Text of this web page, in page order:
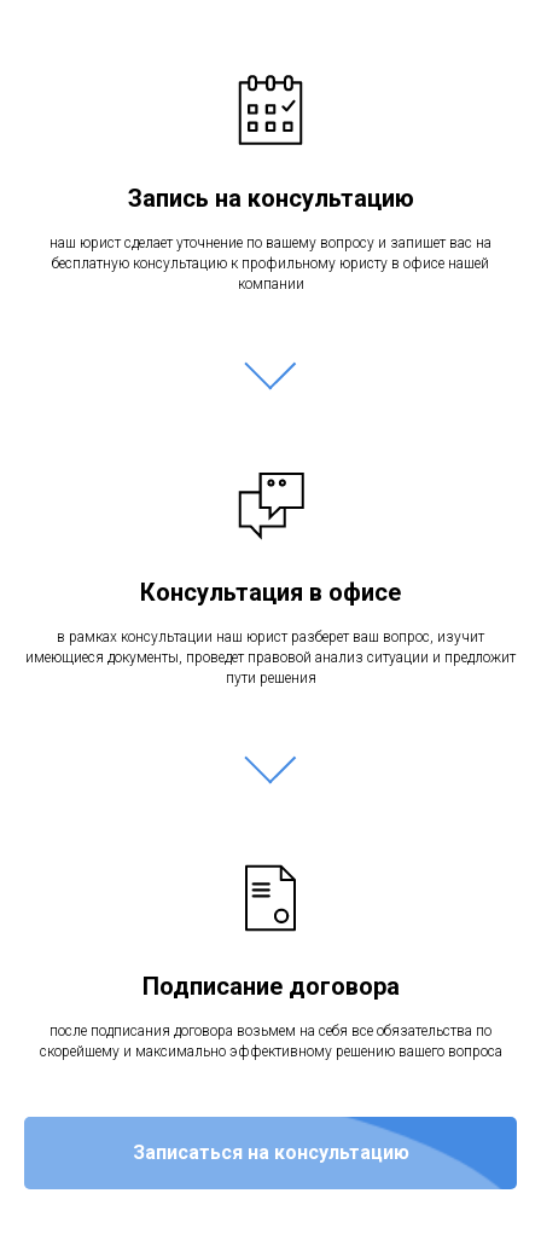
Запись на консультацию
наш юрист сделает уточнение по вашему вопросу и запишет вас на
бесплатную консультацию к профильному юристу в офисе нашей
компании
Консультация в офисе
в рамках консультации наш юрист разберет ваш вопрос, изучит
имеющиеся документы, проведет правовой анализ ситуации и предложит
пути решения
Подписание договора
после подписания договора возьмем на себя все обязательства по
скорейшему и максимально эффективному решению вашего вопроса
Записаться на консультацию